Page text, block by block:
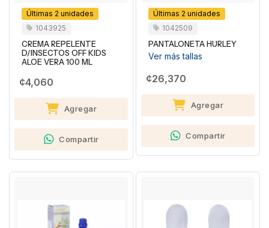
Últimas 2 unidades
1043925
CREMA REPELENTE
D/INSECTOS OFF KIDS
ALOE VERA 100 ML
¢4,060
Agregar
Compartir
Últimas 2 unidades
1042509
PANTALONETA HURLEY
Ver más tallas
¢26,370
Agregar
Compartir